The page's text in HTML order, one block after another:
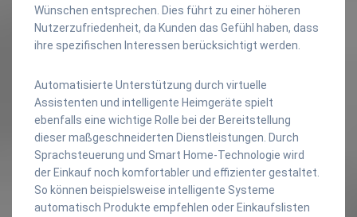
Wünschen entsprechen. Dies führt zu einer höheren
Nutzerzufriedenheit, da Kunden das Gefühl haben, dass
ihre spezifischen Interessen berücksichtigt werden.
Automatisierte Unterstützung durch virtuelle
Assistenten und intelligente Heimgeräte spielt
ebenfalls eine wichtige Rolle bei der Bereitstellung
dieser maßgeschneiderten Dienstleistungen. Durch
Sprachsteuerung und Smart Home-Technologie wird
der Einkauf noch komfortabler und effizienter gestaltet.
So können beispielsweise intelligente Systeme
automatisch Produkte empfehlen oder Einkaufslisten